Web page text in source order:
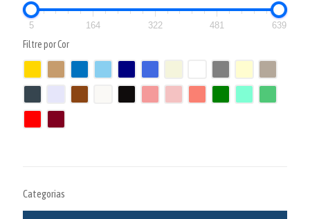
5 164 322 481 639
Filtre por Cor
Categorias